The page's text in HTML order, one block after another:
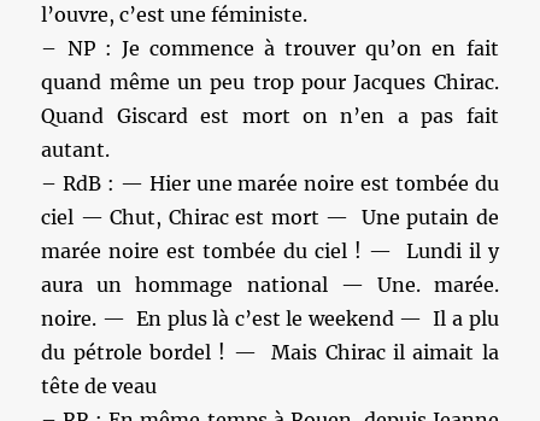
l’ouvre, c’est une féministe.
– NP : Je commence à trouver qu’on en fait
quand même un peu trop pour Jacques Chirac.
Quand Giscard est mort on n’en a pas fait
autant.
– RdB : — Hier une marée noire est tombée du
ciel — Chut, Chirac est mort — Une putain de
marée noire est tombée du ciel ! — Lundi il y
aura un hommage national — Une. marée.
noire. — En plus là c’est le weekend — Il a plu
du pétrole bordel ! — Mais Chirac il aimait la
tête de veau